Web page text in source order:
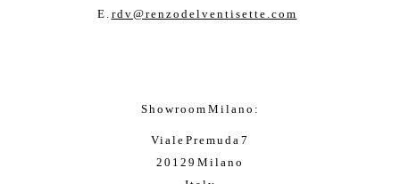
E. rdv@renzodelventisette.com
Showroom Milano:
Viale Premuda 7
20129 Milano